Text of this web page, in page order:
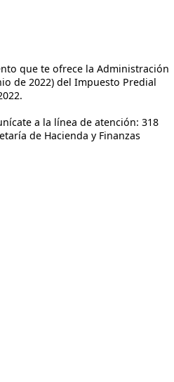
que te ofrece la Administración
de 2022) del Impuesto Predial
a la línea de atención: 318
de Hacienda y Finanzas